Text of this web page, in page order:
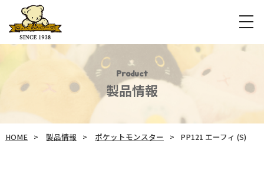
Product
製品情報
HOME 製品情報 ポケットモンスター PP121 エーフィ (S)